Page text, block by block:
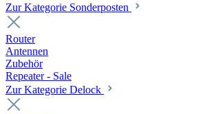
Zur Kategorie Sonderposten
Router
Antennen
Zubehör
Repeater - Sale
Zur Kategorie Delock